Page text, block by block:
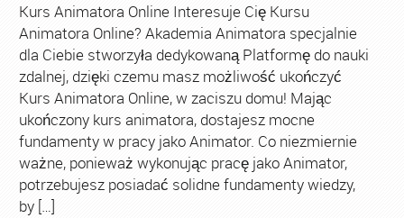
Kurs Animatora Online Interesuje Cię Kursu
Animatora Online? Akademia Animatora specjalnie
dla Ciebie stworzyła dedykowaną Platformę do nauki
zdalnej, dzięki czemu masz możliwość ukończyć
Kurs Animatora Online, w zaciszu domu! Mając
ukończony kurs animatora, dostajesz mocne
fundamenty w pracy jako Animator. Co niezmiernie
ważne, ponieważ wykonując pracę jako Animator,
potrzebujesz posiadać solidne fundamenty wiedzy,
by […]